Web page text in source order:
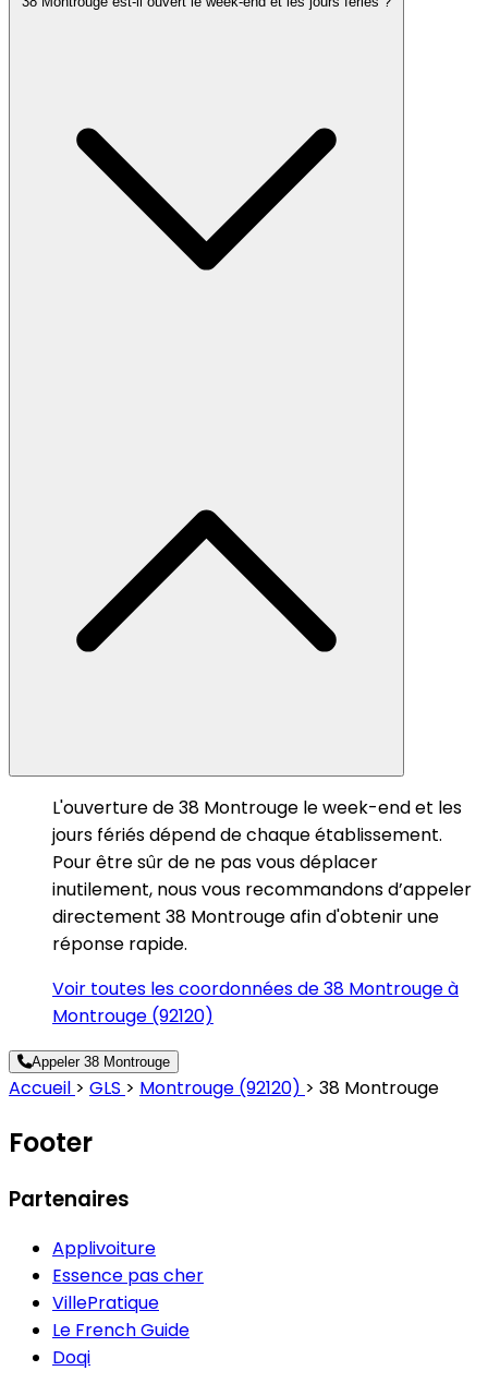
L'ouverture de 38 Montrouge le week-end et les
jours fériés dépend de chaque établissement.
Pour être sûr de ne pas vous déplacer
inutilement, nous vous recommandons d’appeler
directement 38 Montrouge afin d'obtenir une
réponse rapide.
Voir toutes les coordonnées de 38 Montrouge à
Montrouge (92120)
Appeler 38 Montrouge
Accueil > GLS > Montrouge (92120) > 38 Montrouge
Footer
Partenaires
Applivoiture
Essence pas cher
VillePratique
Le French Guide
Doqi